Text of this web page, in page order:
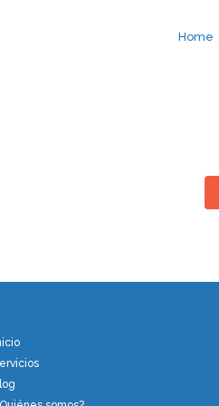
Home